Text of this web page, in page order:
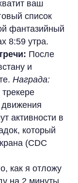
ваш
список
фантазийный
8:59 утра.
После
и
Награда:
активности в
который
(CDC
как я отложу
на 2 минуты